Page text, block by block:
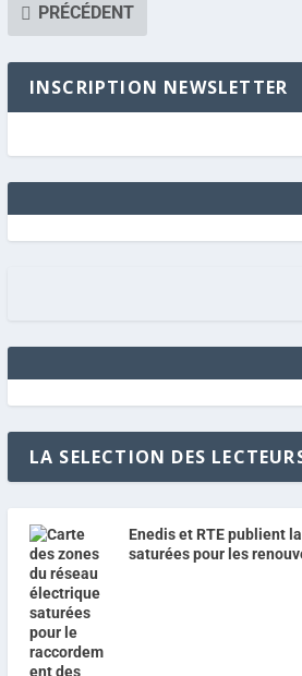
PRÉCÉDENT
INSCRIPTION NEWSLETTER
LA SELECTION DES
Enedis et RTE publient
saturées pour les